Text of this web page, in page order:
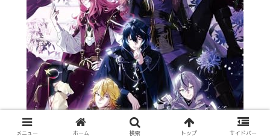
メニュー ホーム 検索 トップ サイドバー